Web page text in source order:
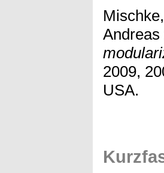
Andreas
2009,
USA.